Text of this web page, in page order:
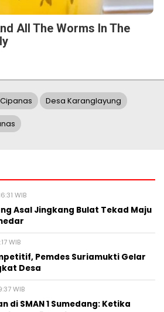
All The Worms In The
Desa Karanglayung
WIB
Asal Jingkang Bulat Tekad Maju
WIB
Pemdes Suriamukti Gelar
Desa
WIB
di SMAN 1 Sumedang: Ketika